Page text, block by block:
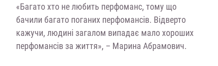
«Багато хто не любить перфоманс, тому що
бачили багато поганих перфомансів. Відверто
кажучи, людині загалом випадає мало хороших
перфомансів за життя», – Марина Абрамович.